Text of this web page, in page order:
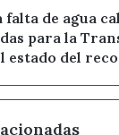
falta de agua
para la
estado del